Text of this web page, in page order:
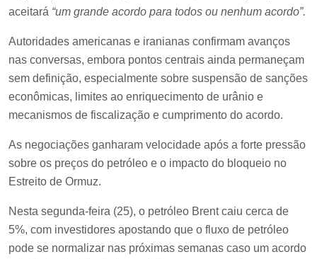
aceitará “um grande acordo para todos ou nenhum acordo”.
Autoridades americanas e iranianas confirmam avanços
nas conversas, embora pontos centrais ainda permaneçam
sem definição, especialmente sobre suspensão de sanções
econômicas, limites ao enriquecimento de urânio e
mecanismos de fiscalização e cumprimento do acordo.
As negociações ganharam velocidade após a forte pressão
sobre os preços do petróleo e o impacto do bloqueio no
Estreito de Ormuz.
Nesta segunda-feira (25), o petróleo Brent caiu cerca de
5%, com investidores apostando que o fluxo de petróleo
pode se normalizar nas próximas semanas caso um acordo